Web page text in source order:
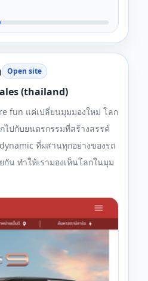
Open site
(thailand)
fun แค่เปลี่ยนมุมมองใหม่ โลก
ไปกับยนตรกรรมที่สร้างสรรค์
ที่ผสานทุกอย่างของรถ
น ทำให้เรามองเห็นโลกในมุม